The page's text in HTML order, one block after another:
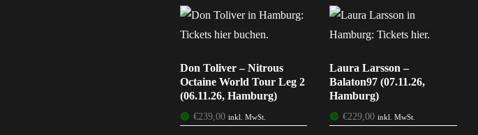
Don Toliver – Nitrous
Octaine World Tour Leg 2
(06.11.26, Hamburg)
🟢 €239,00 inkl. MwSt.
Laura Larsson –
Balaton97 (07.11.26,
Hamburg)
🟢 €229,00 inkl. MwSt.